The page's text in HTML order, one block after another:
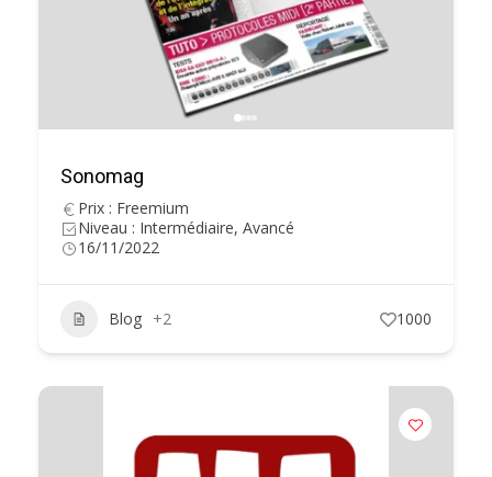
Sonomag
Prix : Freemium
Niveau : Intermédiaire, Avancé
16/11/2022
Blog +2 1000